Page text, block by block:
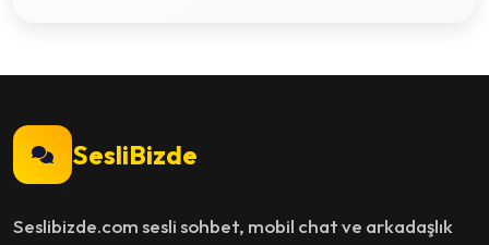
SesliBizde
Seslibizde.com sesli sohbet, mobil chat ve arkadaşlık